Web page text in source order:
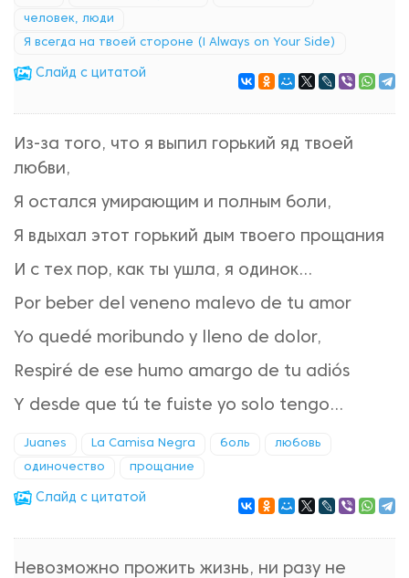
человек, люди
Я всегда на твоей стороне (I Always on Your Side)
Cлайд с цитатой
Из-за того, что я выпил горький яд твоей
любви,
Я остался умирающим и полным боли,
Я вдыхал этот горький дым твоего прощания
И с тех пор, как ты ушла, я одинок…
Por beber del veneno malevo de tu amor
Yo quedé moribundo y lleno de dolor,
Respiré de ese humo amargo de tu adiós
Y desde que tú te fuiste yo solo tengo...
Juanes La Camisa Negra боль любовь
одиночество прощание
Cлайд с цитатой
Невозможно прожить жизнь, ни разу не